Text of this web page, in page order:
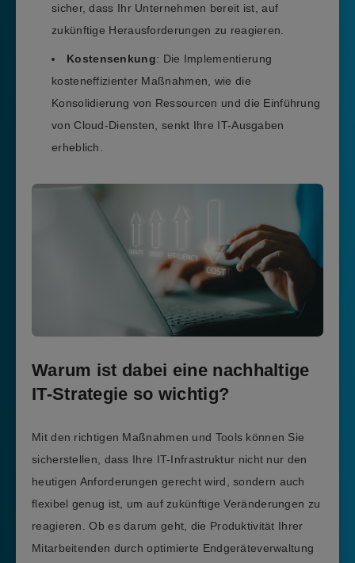
sicher, dass Ihr Unternehmen bereit ist, auf
zukünftige Herausforderungen zu reagieren.
Kostensenkung: Die Implementierung
kosteneffizienter Maßnahmen, wie die
Konsolidierung von Ressourcen und die Einführung
von Cloud-Diensten, senkt Ihre IT-Ausgaben
erheblich.
Warum ist dabei eine nachhaltige
IT-Strategie so wichtig?
Mit den richtigen Maßnahmen und Tools können Sie
sicherstellen, dass Ihre IT-Infrastruktur nicht nur den
heutigen Anforderungen gerecht wird, sondern auch
flexibel genug ist, um auf zukünftige Veränderungen zu
reagieren. Ob es darum geht, die Produktivität Ihrer
Mitarbeitenden durch optimierte Endgeräteverwaltung